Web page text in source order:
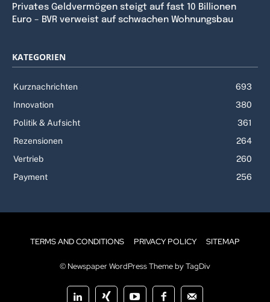
Privates Geldvermögen steigt auf fast 10 Billionen
Euro – BVR verweist auf schwachen Wohnungsbau
KATEGORIEN
Kurznachrichten
693
Innovation
380
Politik & Aufsicht
361
Rezensionen
264
Vertrieb
260
Payment
256
TERMS AND CONDITIONS PRIVACY POLICY SITEMAP
© Newspaper WordPress Theme by TagDiv